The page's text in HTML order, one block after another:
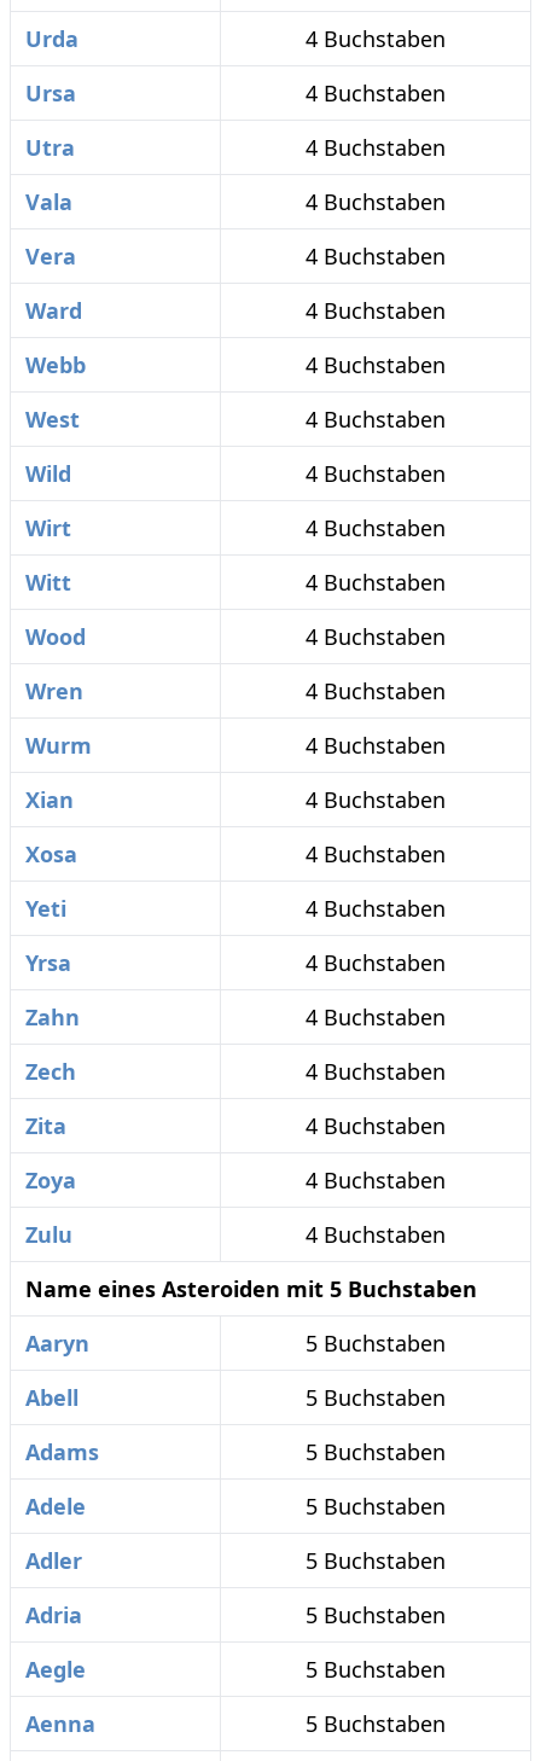
Urda
4 Buchstaben
Ursa
4 Buchstaben
Utra
4 Buchstaben
Vala
4 Buchstaben
Vera
4 Buchstaben
Ward
4 Buchstaben
Webb
4 Buchstaben
West
4 Buchstaben
Wild
4 Buchstaben
Wirt
4 Buchstaben
Witt
4 Buchstaben
Wood
4 Buchstaben
Wren
4 Buchstaben
Wurm
4 Buchstaben
Xian
4 Buchstaben
Xosa
4 Buchstaben
Yeti
4 Buchstaben
Yrsa
4 Buchstaben
Zahn
4 Buchstaben
Zech
4 Buchstaben
Zita
4 Buchstaben
Zoya
4 Buchstaben
Zulu
4 Buchstaben
Name eines Asteroiden mit 5 Buchstaben
Aaryn
5 Buchstaben
Abell
5 Buchstaben
Adams
5 Buchstaben
Adele
5 Buchstaben
Adler
5 Buchstaben
Adria
5 Buchstaben
Aegle
5 Buchstaben
Aenna
5 Buchstaben